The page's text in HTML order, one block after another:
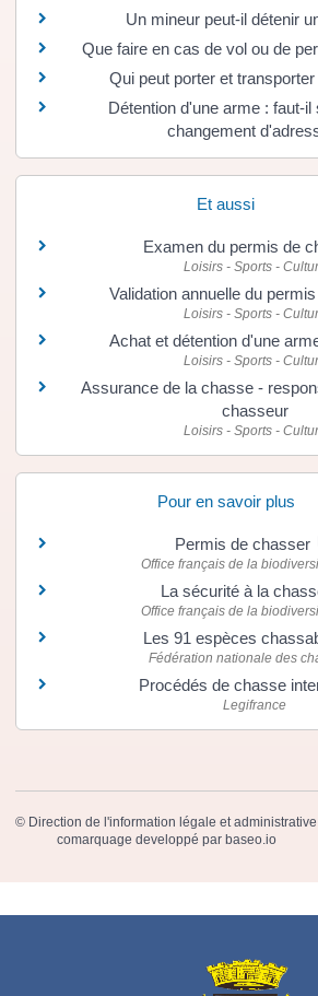
Un mineur peut-il détenir
Que faire en cas de vol ou de
Qui peut porter et
Détention d'une arme : faut-il
changement
Et aussi
Examen du permis de
Loisirs - Sports -
Validation annuelle du
Loisirs - Sports -
Achat et détention d'une
Loisirs - Sports -
Assurance de la chasse -
chasseur
Loisirs - Sports -
Pour en savoir plus
Permis de chasser
Office français de la
La sécurité à la
Office français de la
Les 91 espèces
Fédération nationale des
Procédés de chasse
Legifrance
© Direction de l'information légale et administrative
comarquage developpé par baseo.io